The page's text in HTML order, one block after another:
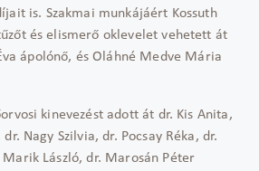
is. Szakmai munkájáért Kossuth
és elismerő oklevelet vehetett át
ápolónő, és Oláhné Medve Mária
kinevezést adott át dr. Kis Anita,
Nagy Szilvia, dr. Pocsay Réka, dr.
László, dr. Marosán Péter